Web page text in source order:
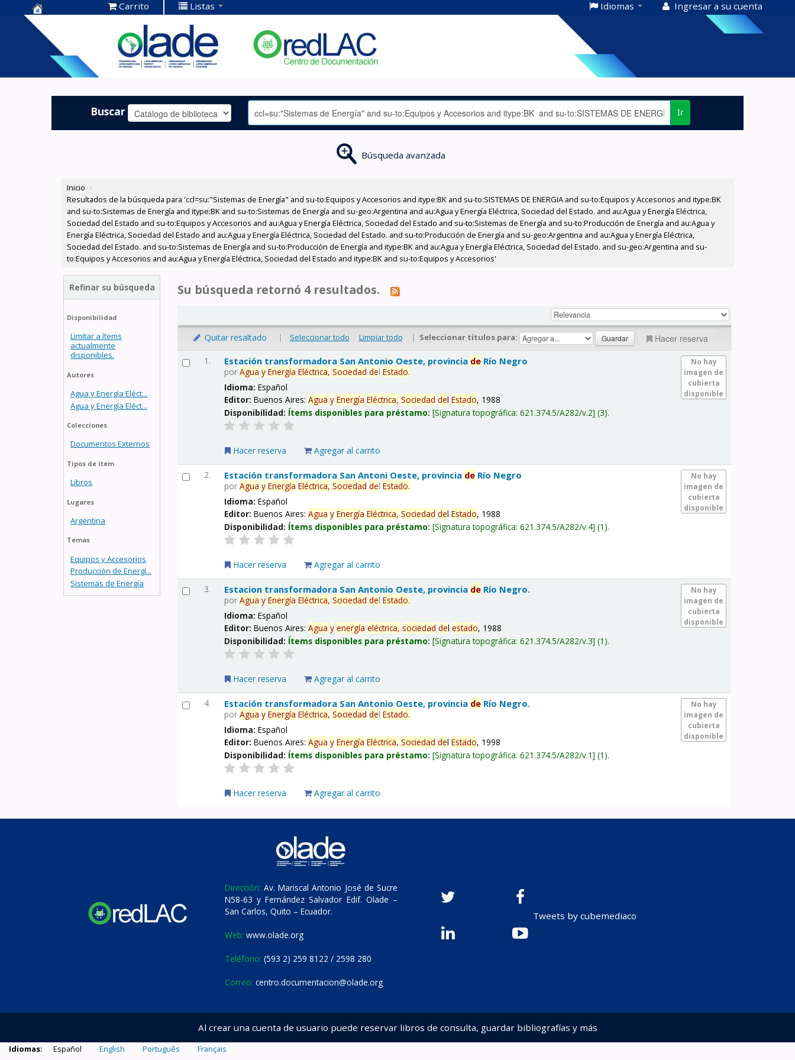
Centro de
Documentación
OLADE -
Carrito Listas Idiomas Ingresar a su cuenta
Buscar Ir
Búsqueda avanzada
Inicio ›
Resultados de la búsqueda para 'ccl=su:"Sistemas de Energía" and su-to:Equipos y Accesorios and itype:BK and su-to:SISTEMAS DE ENERGIA and su-to:Equipos y Accesorios and itype:BK
and su-to:Sistemas de Energía and itype:BK and su-to:Sistemas de Energía and su-geo:Argentina and au:Agua y Energía Eléctrica, Sociedad del Estado. and au:Agua y Energía Eléctrica,
Sociedad del Estado and su-to:Equipos y Accesorios and au:Agua y Energía Eléctrica, Sociedad del Estado and su-to:Sistemas de Energía and su-to:Producción de Energía and au:Agua y
Energía Eléctrica, Sociedad del Estado and au:Agua y Energía Eléctrica, Sociedad del Estado. and su-to:Producción de Energía and su-geo:Argentina and au:Agua y Energía Eléctrica,
Sociedad del Estado. and su-to:Sistemas de Energía and su-to:Producción de Energía and itype:BK and au:Agua y Energía Eléctrica, Sociedad del Estado. and su-geo:Argentina and su-
to:Equipos y Accesorios and au:Agua y Energía Eléctrica, Sociedad del Estado and itype:BK and su-to:Equipos y Accesorios'
Refinar su búsqueda
Disponibilidad
Limitar a ítems
actualmente
disponibles.
Autores
Agua y Energía Eléct...
Agua y Energía Eléct...
Colecciones
Documentos Externos
Tipos de ítem
Libros
Lugares
Argentina
Temas
Equipos y Accesorios
Producción de Energí...
Sistemas de Energía
Su búsqueda retornó 4 resultados.
Quitar resaltado | Seleccionar todo Limpiar todo | Seleccionar títulos para: Hacer reserva
1.
No hay
imagen de
cubierta
disponible
Estación transformadora San Antonio Oeste, provincia de Río Negro
porAgua y Energía Eléctrica, Sociedad delEstado.
Idioma:Español
Editor:Buenos Aires:Agua y Energía Eléctrica, Sociedad delEstado, 1988
Disponibilidad: Ítems disponibles para préstamo: Signatura topográfica:621.374.5/A282/v.2 (3).
Hacer reserva Agregar al carrito
2.
No hay
imagen de
cubierta
disponible
Estación transformadora San Antoni Oeste, provincia de Río Negro
porAgua y Energía Eléctrica, Sociedad delEstado.
Idioma:Español
Editor:Buenos Aires:Agua y Energía Eléctrica, Sociedad delEstado, 1988
Disponibilidad: Ítems disponibles para préstamo: Signatura topográfica:621.374.5/A282/v.4 (1).
Hacer reserva Agregar al carrito
3.
No hay
imagen de
cubierta
disponible
Estacion transformadora San Antonio Oeste, provincia de Río Negro.
porAgua y Energía Eléctrica, Sociedad delEstado.
Idioma:Español
Editor:Buenos Aires:Agua y energía eléctrica, sociedad delestado, 1988
Disponibilidad: Ítems disponibles para préstamo: Signatura topográfica:621.374.5/A282/v.3 (1).
Hacer reserva Agregar al carrito
4.
No hay
imagen de
cubierta
disponible
Estación transformadora San Antonio Oeste, provincia de Río Negro.
porAgua y Energía Eléctrica, Sociedad delEstado.
Idioma:Español
Editor:Buenos Aires:Agua y Energía Eléctrica, Sociedad delEstado, 1998
Disponibilidad: Ítems disponibles para préstamo: Signatura topográfica:621.374.5/A282/v.1 (1).
Hacer reserva Agregar al carrito
Dirección: Av. Mariscal Antonio José de Sucre
N58-63 y Fernández Salvador Edif. Olade –
San Carlos, Quito – Ecuador.
Web: www.olade.org
Teléfono: (593 2) 259 8122 / 2598 280
Correo: centro.documentacion@olade.org
Tweets by cubemediaco
Al crear una cuenta de usuario puede reservar libros de consulta, guardar bibliografías y más
Idiomas: Español English Português Français